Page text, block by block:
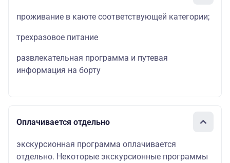
проживание в каюте соответствующей категории;
трехразовое питание
развлекательная программа и путевая
информация на борту
Оплачивается отдельно
экскурсионная программа оплачивается
отдельно. Некоторые экскурсионные программы